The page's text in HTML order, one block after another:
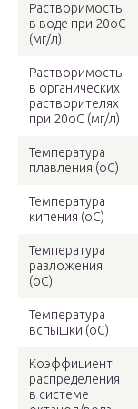
Растворимость
в воде при 20oC
(мг/л)
Растворимость
в органических
растворителях
при 20oC (мг/л)
Температура
плавления (oC)
Температура
кипения (oC)
Температура
разложения
(oC)
Температура
вспышки (oC)
Коэффициент
распределения
в системе